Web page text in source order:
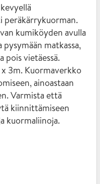
peräkärrykuorman.
kumiköyden avulla
matkassa,
pois vietäessä.
3m. Kuormaverkko
ainoastaan
Varmista että
kiinnittämiseen
kuormaliinoja.